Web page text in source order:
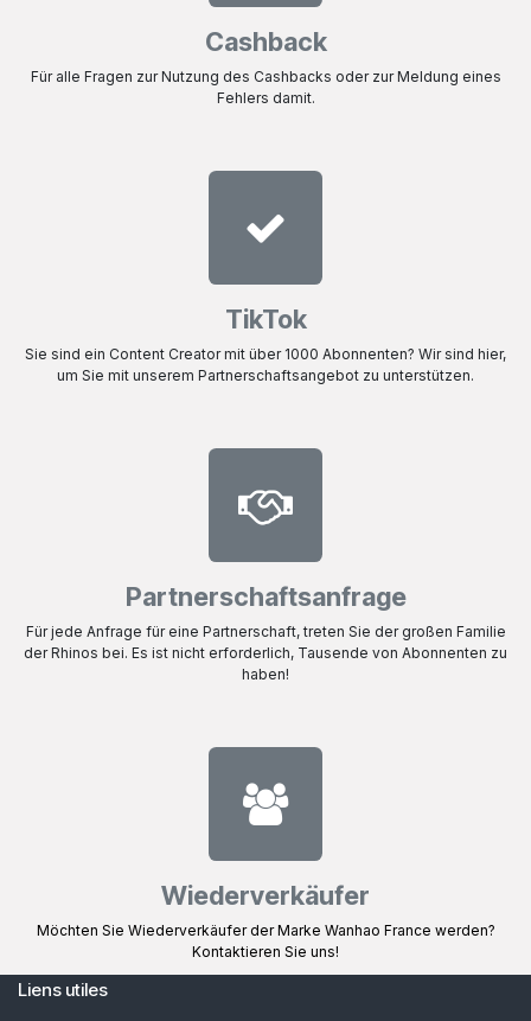
Cashback
Für alle Fragen zur Nutzung des Cashbacks oder zur Meldung eines
Fehlers damit.
TikTok
Sie sind ein Content Creator mit über 1000 Abonnenten? Wir sind hier,
um Sie mit unserem Partnerschaftsangebot zu unterstützen.
Partnerschaftsanfrage
Für jede Anfrage für eine Partnerschaft, treten Sie der großen Familie
der Rhinos bei. Es ist nicht erforderlich, Tausende von Abonnenten zu
haben!
Wiederverkäufer
Möchten Sie Wiederverkäufer der Marke Wanhao France werden?
Kontaktieren Sie uns!
Liens utiles